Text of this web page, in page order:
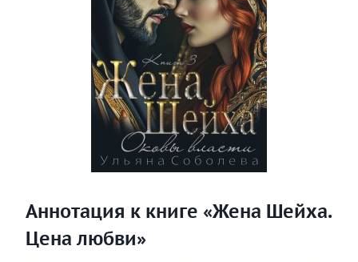
Аннотация к книге «Жена Шейха.
Цена любви»